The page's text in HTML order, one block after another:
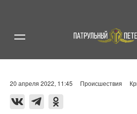
20 апреля 2022, 11:45 Происшествия